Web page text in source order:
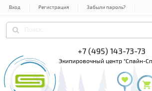
Вход Регистрация Забыли пароль?
+7 (495) 143-73-73
экипировочный центр "Спайн-